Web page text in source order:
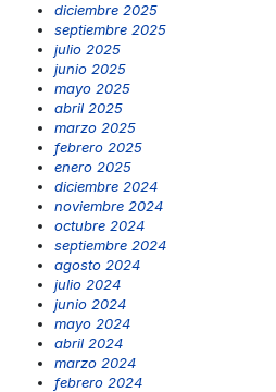
diciembre 2025
septiembre 2025
julio 2025
junio 2025
mayo 2025
abril 2025
marzo 2025
febrero 2025
enero 2025
diciembre 2024
noviembre 2024
octubre 2024
septiembre 2024
agosto 2024
julio 2024
junio 2024
mayo 2024
abril 2024
marzo 2024
febrero 2024